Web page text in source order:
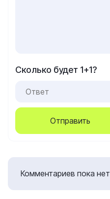
Сколько будет 1+1?
Отправить
Комментариев пока нет